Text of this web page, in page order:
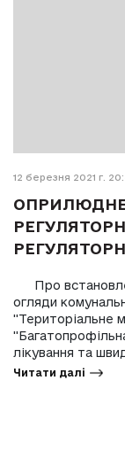
12 березня 2021 г.
Про
огляди
"Територіальне
лікування та
Читати далі